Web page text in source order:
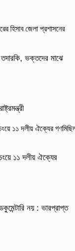
ভক্তদের মাঝে
১১ দলীয় ঐক্যের
নয় : ভারপ্রাপ্ত